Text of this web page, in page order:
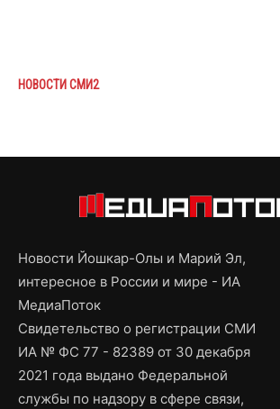
НОВОСТИ СМИ2
Новости Йошкар-Олы и Марий Эл,
интересное в России и мире - ИА
МедиаПоток
Свидетельство о регистрации СМИ
ИА № ФС 77 - 82389 от 30 декабря
2021 года выдано Федеральной
службы по надзору в сфере связи,